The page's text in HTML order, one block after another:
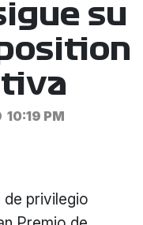
su
10:19 PM
privilegio